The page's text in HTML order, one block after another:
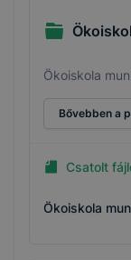
Ökoiskola
Bővebben a
Csatolt
Ökoiskola